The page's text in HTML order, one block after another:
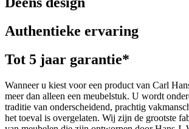
Authentieke ervaring
Tot 5 jaar garantie*
Wanneer u kiest voor een product van Carl
meer dan alleen een meubelstuk. U wordt
traditie van onderscheidend, prachtig
het toeval is overgelaten. Wij zijn de grootste